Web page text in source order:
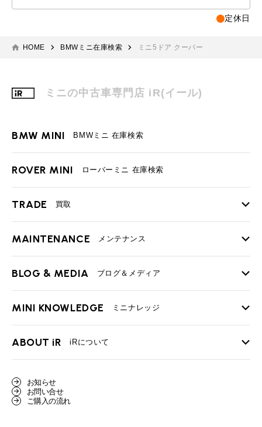
定休日
HOME BMWミニ在庫検索 ミニ5ドア クーパー
ミニの中古車専門店 iR(イール)
BMW MINI BMWミニ 在庫検索
ROVER MINI ローバーミニ 在庫検索
TRADE 買取
TOP
必要書類
BMWミニ買取査定依頼
ローバーミニ買取査定依頼
MAINTENANCE メンテナンス
TOP
最近の修理実績
BLOG & MEDIA ブログ＆メディア
TOP
User's Voice 購入者様の声
Part's Report
MINI KNOWLEDGE ミニナレッジ
TOP
ローバーミニナレッジ
ABOUT iR iRについて
スタッフ紹介
お知らせ
お問い合せ
ご購入の流れ